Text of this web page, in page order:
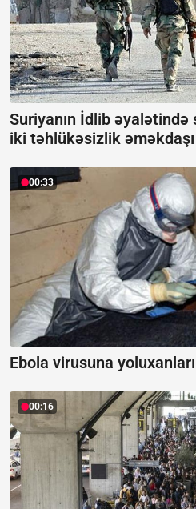
Suriyanın İdlib əyalətində
iki təhlükəsizlik əməkdaşı
00:33
Ebola virusuna
00:16